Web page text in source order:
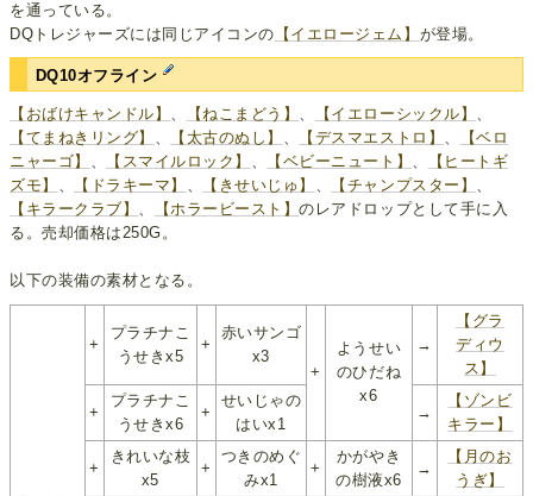
を通っている。
DQトレジャーズには同じアイコンの 【イエロージェム】 が登場。
DQ10オフライン
【おばけキャンドル】 、 【ねこまどう】 、 【イエローシックル】 、
【てまねきリング】 、 【太古のぬし】 、 【デスマエストロ】 、
【ベロ
ニャーゴ】 、 【スマイルロック】 、 【ベビーニュート】 、
【ヒートギ
ズモ】 、 【ドラキーマ】 、 【きせいじゅ】 、 【チャンプスター】 、
【キラークラブ】 、 【ホラービースト】のレアドロップとして手に入
る。売却価格は250G。
以下の装備の素材となる。
+
プラチナこ
うせきx5
+
赤いサンゴ
x3
+
ようせい
のひだね
x6
→
【グラ
ディウ
ス】
+
プラチナこ
うせきx6
+
せいじゃの
はいx1
→
【ゾンビ
キラー】
+
きれいな枝
x5
+
つきのめぐ
みx1
+
かがやき
の樹液x6
→
【月のお
うぎ】